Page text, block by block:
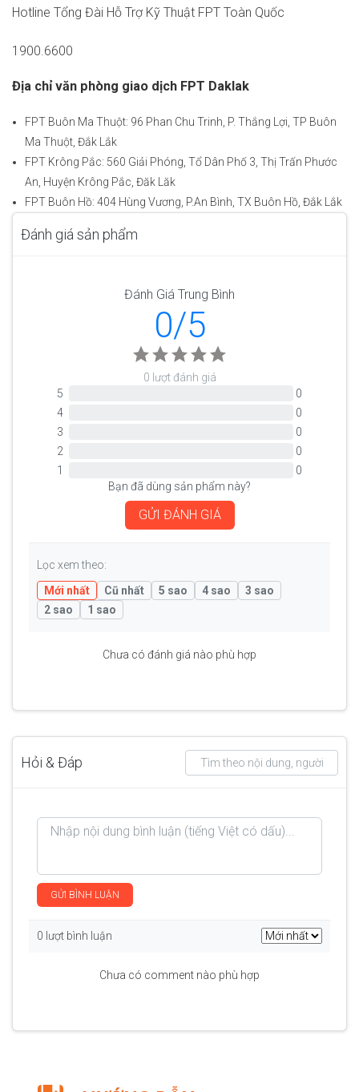
Hotline Tổng Đài Hỗ Trợ Kỹ Thuật FPT Toàn Quốc
1900.6600
Địa chỉ văn phòng giao dịch FPT Daklak
FPT Buôn Ma Thuột: 96 Phan Chu Trinh, P. Thắng Lợi, TP Buôn
Ma Thuột, Đắk Lắk
FPT Krông Pắc: 560 Giải Phóng, Tổ Dân Phố 3, Thị Trấn Phước
An, Huyện Krông Pắc, Đăk Lăk
FPT Buôn Hồ: 404 Hùng Vương, P.An Bình, TX Buôn Hồ, Đắk Lắk
Đánh giá sản phẩm
Đánh Giá Trung Bình
0/5
0 lượt đánh giá
5
0
4
0
3
0
2
0
1
0
Bạn đã dùng sản phẩm này?
GỬI ĐÁNH GIÁ
Lọc xem theo:
Mới nhất
Cũ nhất 5 sao 4 sao
3 sao
2 sao
1 sao
Chưa có đánh giá nào phù hợp
Hỏi & Đáp
GỬI BÌNH LUẬN
0 lượt bình luận
Chưa có comment nào phù hợp